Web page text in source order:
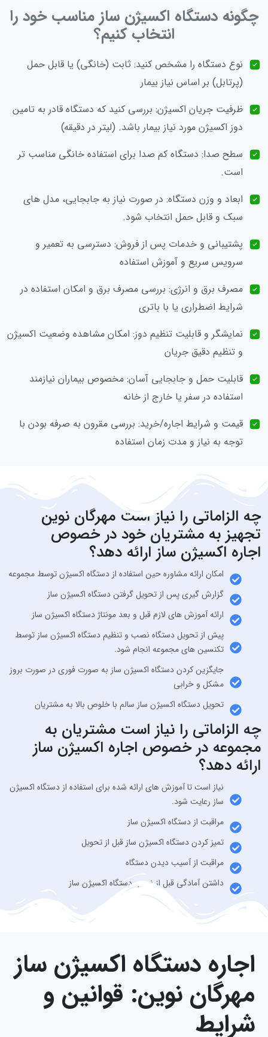
چگونه دستگاه اکسیژن‌ ساز مناسب خود را
انتخاب کنیم؟
نوع دستگاه را مشخص کنید: ثابت (خانگی) یا قابل حمل
(پرتابل) بر اساس نیاز بیمار
ظرفیت جریان اکسیژن: بررسی کنید که دستگاه قادر به تامین
دوز اکسیژن مورد نیاز بیمار باشد. (لیتر در دقیقه)
سطح صدا: دستگاه کم‌ صدا برای استفاده خانگی مناسب‌ تر
است.
ابعاد و وزن دستگاه: در صورت نیاز به جابجایی، مدل‌ های
سبک و قابل حمل انتخاب شود.
پشتیبانی و خدمات پس از فروش: دسترسی به تعمیر و
سرویس سریع و آموزش استفاده
مصرف برق و انرژی: بررسی مصرف برق و امکان استفاده در
شرایط اضطراری یا با باتری
نمایشگر و قابلیت تنظیم دوز: امکان مشاهده وضعیت اکسیژن
و تنظیم دقیق جریان
قابلیت حمل و جابجایی آسان: مخصوص بیماران نیازمند
استفاده در سفر یا خارج از خانه
قیمت و شرایط اجاره/خرید: بررسی مقرون‌ به‌ صرفه بودن با
توجه به نیاز و مدت زمان استفاده
چه الزاماتی را نیاز است مهرگان نوین
تجهیز به مشتریان خود در خصوص
اجاره اکسیژن ساز ارائه دهد؟
امکان ارائه مشاوره حین استفاده از دستگاه اکسیژن توسط مجموعه
گزارش گیری پس از تحویل گرفتن دستگاه اکسیژن ساز
ارائه آموزش های لازم قبل و بعد مونتاژ دستگاه اکسیژن ساز
پیش از تحویل دستگاه نصب و تنظیم دستگاه اکسیژن ساز توسط
تکنسین های مجموعه انجام شود.
جایگزین کردن دستگاه اکسیژن ساز به صورت فوری در صورت بروز
مشکل و خرابی
تحویل دستگاه اکسیژن ساز سالم با خلوص بالا به مشتریان
چه الزاماتی را نیاز است مشتریان به
مجموعه در خصوص اجاره اکسیژن ساز
ارائه دهد؟
نیاز است تا آموزش های ارائه شده برای استفاده از دستگاه اکسیژن
ساز رعایت شود.
مراقبت از دستگاه اکسیژن ساز
تمیز کردن دستگاه اکسیژن ساز قبل از تحویل
مراقبت از آسیب دیدن دستگاه
داشتن آمادگی قبل از نصب دستگاه اکسیژن ساز
اجاره دستگاه اکسیژن ساز
مهرگان نوین: قوانین و
شرایط